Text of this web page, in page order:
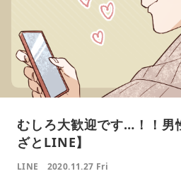
むしろ大歓迎です…！！男
ざとLINE】
LINE 2020.11.27 Fri